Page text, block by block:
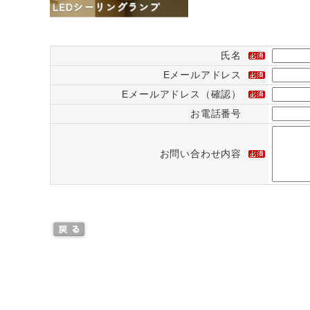
氏名
Eメールアドレス
Eメールアドレス（確認）
お電話番号
お問い合わせ内容